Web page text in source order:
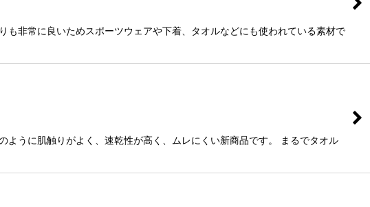
非常に良いためスポーツウェアや下着、タオルなどにも使われている素材で
に肌触りがよく、速乾性が高く、ムレにくい新商品です。 まるでタオル